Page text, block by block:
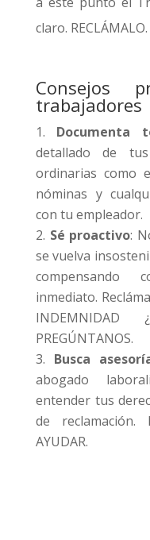
claro. RECLÁMALO.
Consejos
trabajadores
Documenta
detallado de
ordinarias como
nóminas y
con tu empleador.
Sé proactivo:
se vuelva
compensando
inmediato.
PREGÚNTANOS.
Busca
abogado
entender tus
de reclamación.
AYUDAR.